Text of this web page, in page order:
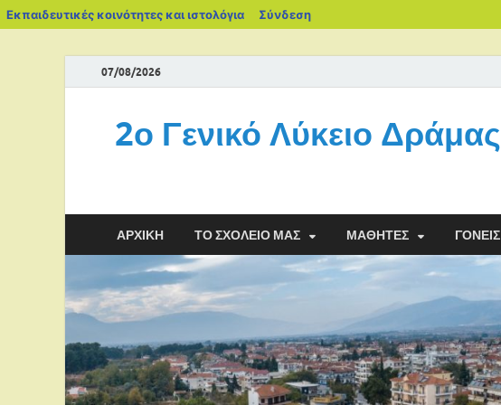
Εκπαιδευτικές κοινότητες και ιστολόγια Σύνδεση
07/08/2026
2ο Γενικό Λύκειο Δράμας
ΑΡΧΙΚΉ ΤΟ ΣΧΟΛΕΊΟ ΜΑΣ ΜΑΘΗΤΈΣ ΓΟΝΕΊΣ